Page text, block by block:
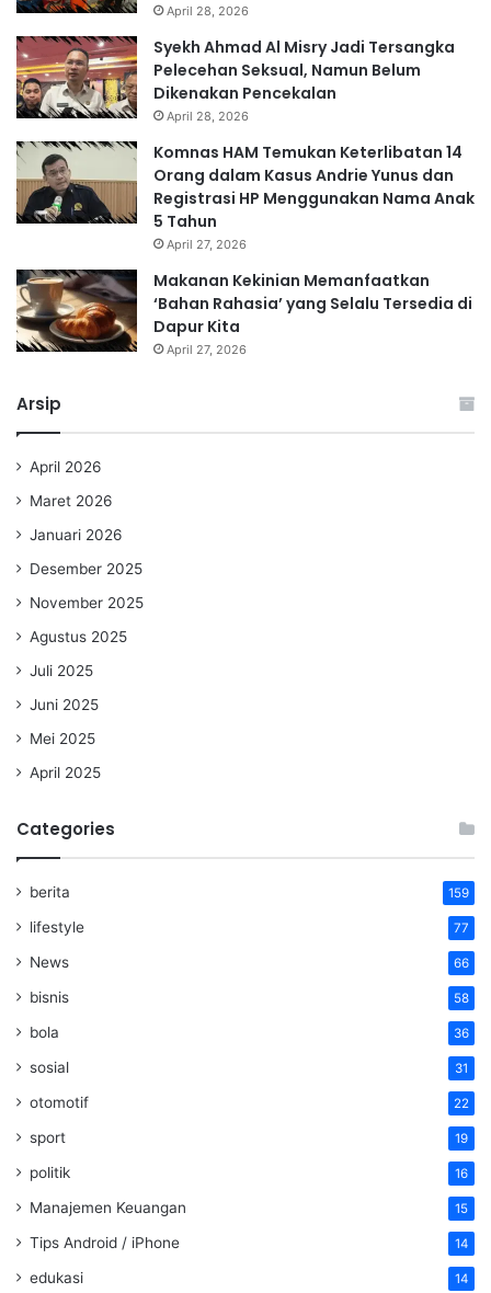
April 28, 2026
Syekh Ahmad Al Misry Jadi Tersangka
Pelecehan Seksual, Namun Belum
Dikenakan Pencekalan
April 28, 2026
Komnas HAM Temukan Keterlibatan 14
Orang dalam Kasus Andrie Yunus dan
Registrasi HP Menggunakan Nama Anak
5 Tahun
April 27, 2026
Makanan Kekinian Memanfaatkan
‘Bahan Rahasia’ yang Selalu Tersedia di
Dapur Kita
April 27, 2026
Arsip
April 2026
Maret 2026
Januari 2026
Desember 2025
November 2025
Agustus 2025
Juli 2025
Juni 2025
Mei 2025
April 2025
Categories
berita 159
lifestyle 77
News 66
bisnis 58
bola 36
sosial 31
otomotif 22
sport 19
politik 16
Manajemen Keuangan 15
Tips Android / iPhone 14
edukasi 14